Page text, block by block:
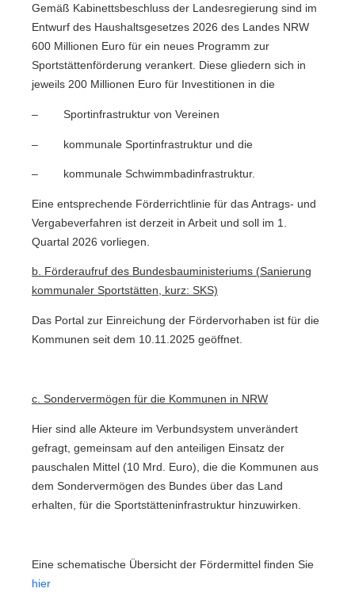
Gemäß Kabinettsbeschluss der Landesregierung sind im
Entwurf des Haushaltsgesetzes 2026 des Landes NRW
600 Millionen Euro für ein neues Programm zur
Sportstättenförderung verankert. Diese gliedern sich in
jeweils 200 Millionen Euro für Investitionen in die
– Sportinfrastruktur von Vereinen
– kommunale Sportinfrastruktur und die
– kommunale Schwimmbadinfrastruktur.
Eine entsprechende Förderrichtlinie für das Antrags- und
Vergabeverfahren ist derzeit in Arbeit und soll im 1.
Quartal 2026 vorliegen.
b. Förderaufruf des Bundesbauministeriums (Sanierung
kommunaler Sportstätten, kurz: SKS)
Das Portal zur Einreichung der Fördervorhaben ist für die
Kommunen seit dem 10.11.2025 geöffnet.
c. Sondervermögen für die Kommunen in NRW
Hier sind alle Akteure im Verbundsystem unverändert
gefragt, gemeinsam auf den anteiligen Einsatz der
pauschalen Mittel (10 Mrd. Euro), die die Kommunen aus
dem Sondervermögen des Bundes über das Land
erhalten, für die Sportstätteninfrastruktur hinzuwirken.
Eine schematische Übersicht der Fördermittel finden Sie
hier